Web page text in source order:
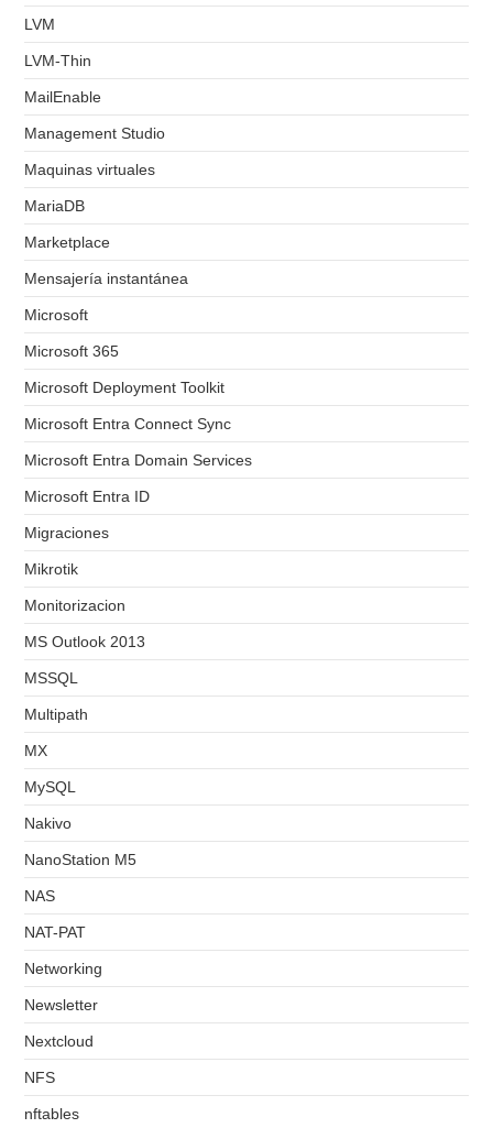
LVM
LVM-Thin
MailEnable
Management Studio
Maquinas virtuales
MariaDB
Marketplace
Mensajería instantánea
Microsoft
Microsoft 365
Microsoft Deployment Toolkit
Microsoft Entra Connect Sync
Microsoft Entra Domain Services
Microsoft Entra ID
Migraciones
Mikrotik
Monitorizacion
MS Outlook 2013
MSSQL
Multipath
MX
MySQL
Nakivo
NanoStation M5
NAS
NAT-PAT
Networking
Newsletter
Nextcloud
NFS
nftables